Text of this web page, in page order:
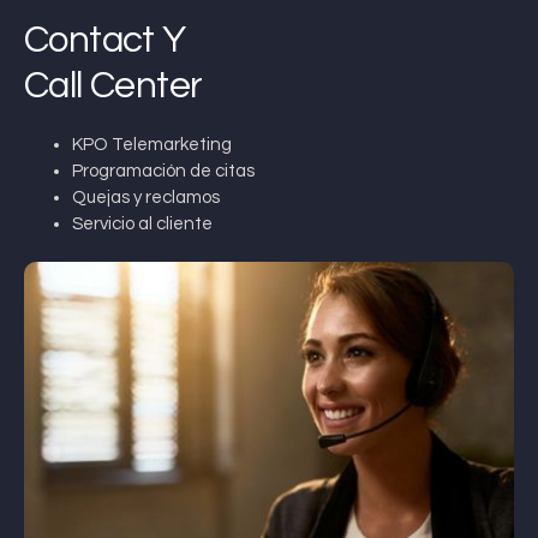
Contact Y
Call Center
KPO Telemarketing
Programación de citas
Quejas y reclamos
Servicio al cliente